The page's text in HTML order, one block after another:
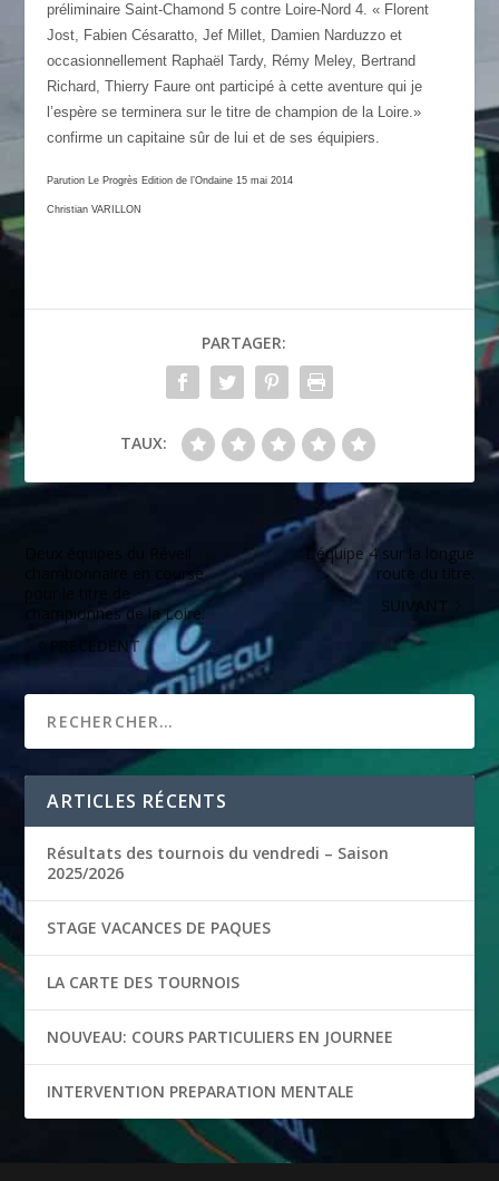
préliminaire Saint-Chamond 5 contre Loire-Nord 4. « Florent
Jost, Fabien Césaratto, Jef Millet, Damien Narduzzo et
occasionnellement Raphaël Tardy, Rémy Meley, Bertrand
Richard, Thierry Faure ont participé à cette aventure qui je
l’espère se terminera sur le titre de champion de la Loire.»
confirme un capitaine sûr de lui et de ses équipiers.
Parution Le Progrès Edition de l’Ondaine 15 mai 2014
Christian VARILLON
PARTAGER:
TAUX:
chambonnaire en course
pour le titre de
championnes de la Loire.
PRÉCÉDENT
L’équipe 4 sur la longue
route du titre.
SUIVANT
ARTICLES RÉCENTS
Résultats des tournois du vendredi – Saison
2025/2026
STAGE VACANCES DE PAQUES
LA CARTE DES TOURNOIS
NOUVEAU: COURS PARTICULIERS EN JOURNEE
INTERVENTION PREPARATION MENTALE